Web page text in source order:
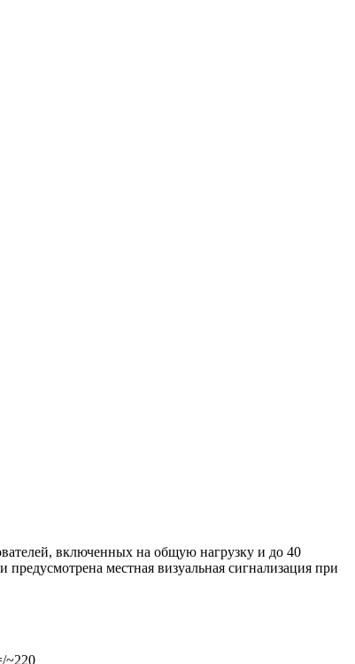
включенных на общую нагрузку и до 40
местная визуальная сигнализация при
~220